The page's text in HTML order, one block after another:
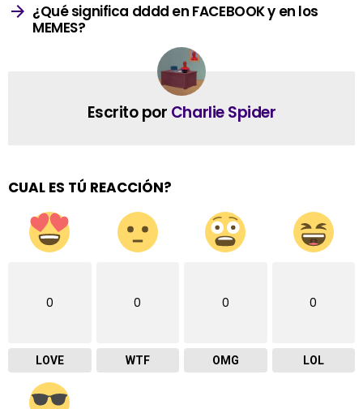
¿Qué significa dddd en FACEBOOK y en los
MEMES?
Escrito por Charlie Spider
CUAL ES TÚ REACCIÓN?
0
LOVE
0
WTF
0
OMG
0
LOL